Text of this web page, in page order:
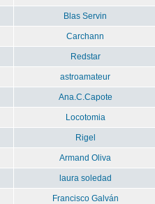
Blas Servin
Carchann
Redstar
astroamateur
Ana.C.Capote
Locotomia
Rigel
Armand Oliva
laura soledad
Francisco Galván